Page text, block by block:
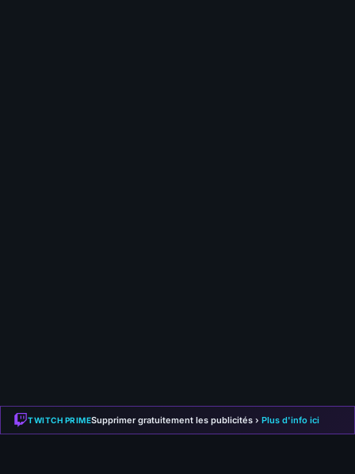
TWITCH PRIMESupprimer gratuitement les publicités › Plus d'info ici